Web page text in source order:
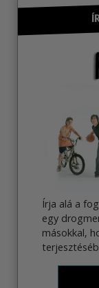
Írja alá a
egy
másokkal,